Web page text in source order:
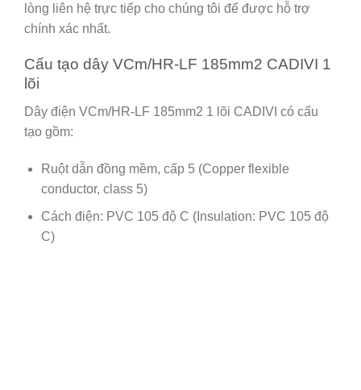
lòng liên hệ trực tiếp cho chúng tôi để được hỗ trợ
chính xác nhất.
Cấu tạo dây VCm/HR-LF 185mm2 CADIVI 1
lõi
Dây điện VCm/HR-LF 185mm2 1 lõi CADIVI có cấu
tạo gồm:
Ruột dẫn đồng mềm, cấp 5 (Copper flexible
conductor, class 5)
Cách điện: PVC 105 độ C (Insulation: PVC 105 độ
C)